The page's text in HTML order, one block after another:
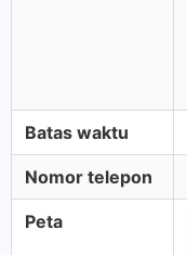
Batas waktu
Nomor telepon
Peta